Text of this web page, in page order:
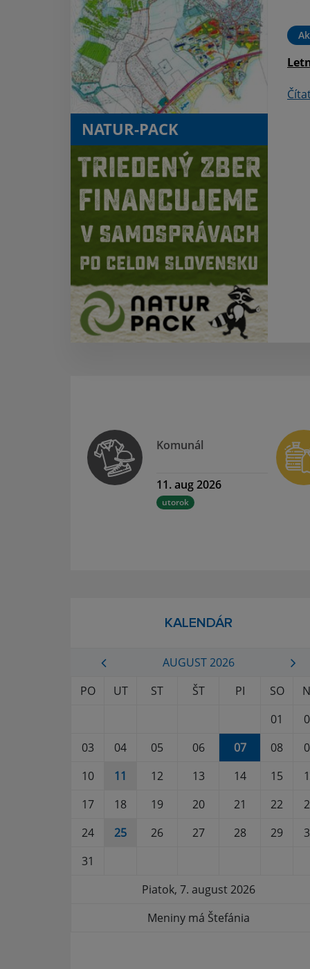
NATUR-PACK
hnuteľný majetok vo
vlastníctve Obce Kaluža
Čítať ďalej
Komunál
11. aug 2026
utorok
KALENDÁR
AUGUST 2026
PO
UT ST ŠT PI SO
01
03
04 05 06 07 08
10
11 12 13 14 15
17
18 19 20 21 22
24
25 26 27 28 29
31
Piatok, 7. august 2026
Meniny má Štefánia